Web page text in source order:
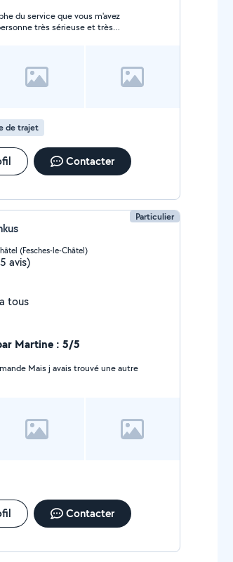
du service que vous m'avez
très sérieuse et très
très sérieuse à beaucoup de
de trajet
Contacter
Particulier
(Fesches-le-Châtel)
avis)
tous
Martine : 5/5
Mais j avais trouvé une autre
Contacter